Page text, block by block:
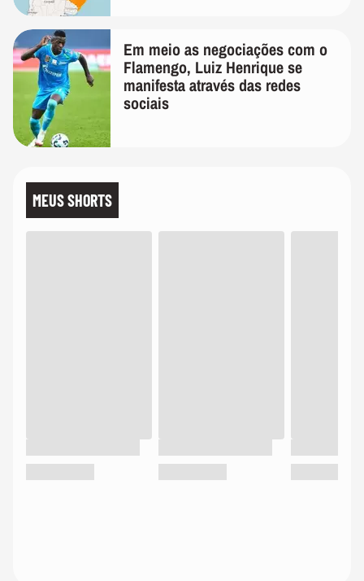
Em meio as negociações com o
Flamengo, Luiz Henrique se
manifesta através das redes
sociais
MEUS SHORTS